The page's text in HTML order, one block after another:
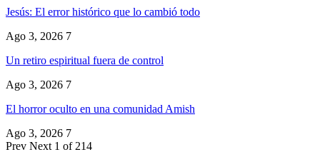
Jesús: El error histórico que lo cambió todo
Ago 3, 2026 7
Un retiro espiritual fuera de control
Ago 3, 2026 7
El horror oculto en una comunidad Amish
Ago 3, 2026 7
Prev Next 1 of 214